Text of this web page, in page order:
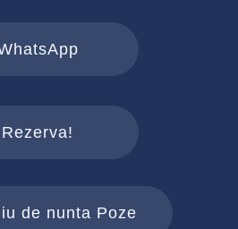
Rezerva!
de nunta Poze